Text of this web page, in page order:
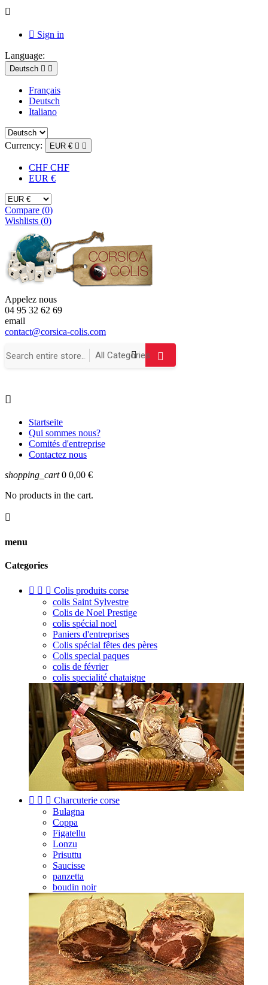

 Sign in
Language:
Deutsch  
Français
Deutsch
Italiano
Currency: EUR €  
CHF CHF
EUR €
Compare (0)
Wishlists (0)
Appelez nous
04 95 32 62 69
email
contact@corsica-colis.com

Startseite
Qui sommes nous?
Comités d'entreprise
Contactez nous
shopping_cart 0 0,00 €
No products in the cart.

menu
Categories
   Colis produits corse
colis Saint Sylvestre
Colis de Noel Prestige
colis spécial noel
Paniers d'entreprises
Colis spécial fêtes des pères
Colis special paques
colis de février
colis specialité chataigne
   Charcuterie corse
Bulagna
Coppa
Figatellu
Lonzu
Prisuttu
Saucisse
panzetta
boudin noir